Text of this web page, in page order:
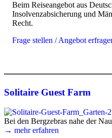
Beim Reiseangebot aus
Insolvenzabsicherung und
Recht.
Frage stellen / Angebot
Solitaire Guest Farm
Bei den Bergzebras nahe der
→ mehr erfahren